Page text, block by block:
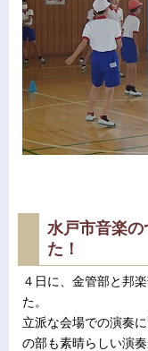
水戸市音楽
た！
４日に、金管部と邦
た。
立派な会場での演奏
の部も素晴らしい演奏